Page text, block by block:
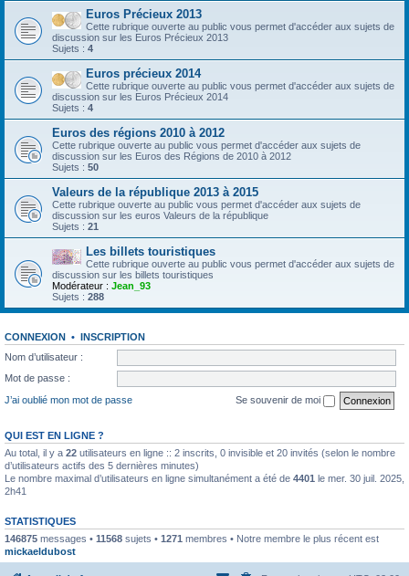
Euros Précieux 2013
Cette rubrique ouverte au public vous permet d'accéder aux sujets de
discussion sur les Euros Précieux 2013
Sujets : 4
Euros précieux 2014
Cette rubrique ouverte au public vous permet d'accéder aux sujets de
discussion sur les Euros Précieux 2014
Sujets : 4
Euros des régions 2010 à 2012
Cette rubrique ouverte au public vous permet d'accéder aux sujets de
discussion sur les Euros des Régions de 2010 à 2012
Sujets : 50
Valeurs de la république 2013 à 2015
Cette rubrique ouverte au public vous permet d'accéder aux sujets de
discussion sur les euros Valeurs de la république
Sujets : 21
Les billets touristiques
Cette rubrique ouverte au public vous permet d'accéder aux sujets de
discussion sur les billets touristiques
Modérateur : Jean_93
Sujets : 288
CONNEXION • INSCRIPTION
Nom d’utilisateur :
Mot de passe :
J’ai oublié mon mot de passe
Se souvenir de moi
QUI EST EN LIGNE ?
Au total, il y a 22 utilisateurs en ligne :: 2 inscrits, 0 invisible et 20 invités (selon le nombre
d’utilisateurs actifs des 5 dernières minutes)
Le nombre maximal d’utilisateurs en ligne simultanément a été de 4401 le mer. 30 juil. 2025,
2h41
STATISTIQUES
146875 messages • 11568 sujets • 1271 membres • Notre membre le plus récent est
mickaeldubost